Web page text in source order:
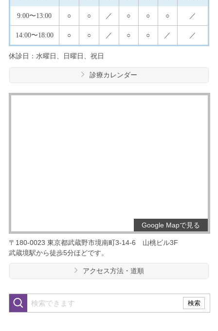
9:00〜13:00 ○ ○ ／ ○ ○ ○ ／
14:00〜18:00 ○ ○ ／ ○ ○ ／ ／
休診日：水曜日、日曜日、祝日
診療カレンダー
Google Mapで見る
〒180-0023 東京都武蔵野市境南町3-14-6
山桃ビル3F
武蔵境駅から徒歩5分ほどです。
アクセス方法・道順